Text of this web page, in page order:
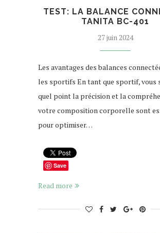
TEST: LA BALANCE
TANITA BC-401
27 juin 2024
Les avantages des balances
les sportifs En tant que sportif, vous
quel point la précision et la
votre composition corporelle sont
pour optimiser…
Save
Read more